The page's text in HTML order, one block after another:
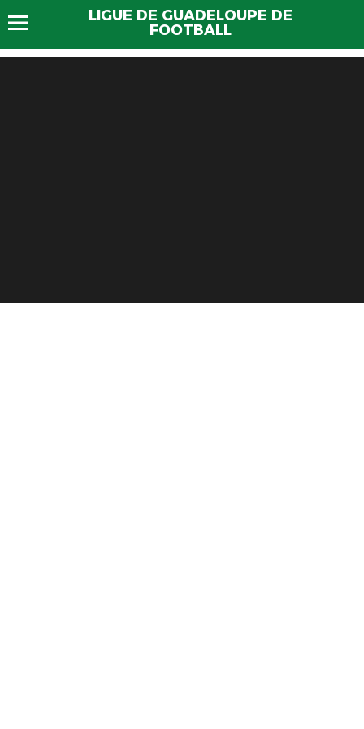
LIGUE DE GUADELOUPE DE
FOOTBALL